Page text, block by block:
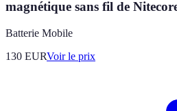
magnétique sans fil de
Batterie Mobile
130 EURVoir le prix